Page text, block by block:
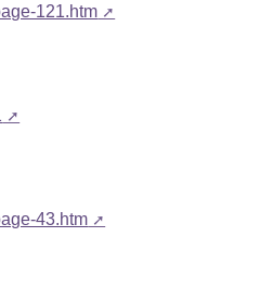
121.htm
43.htm